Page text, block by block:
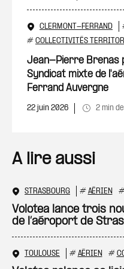
CLERMONT-FERRAND
# COLLECTIVITÉS
Jean-Pierre Brenas
Syndicat mixte de
Ferrand Auvergne
22 juin 2026 2 min
A lire aussi
STRASBOURG # AÉRIEN
Volotea lance trois
de l’aéroport de
TOULOUSE # AÉRIEN #